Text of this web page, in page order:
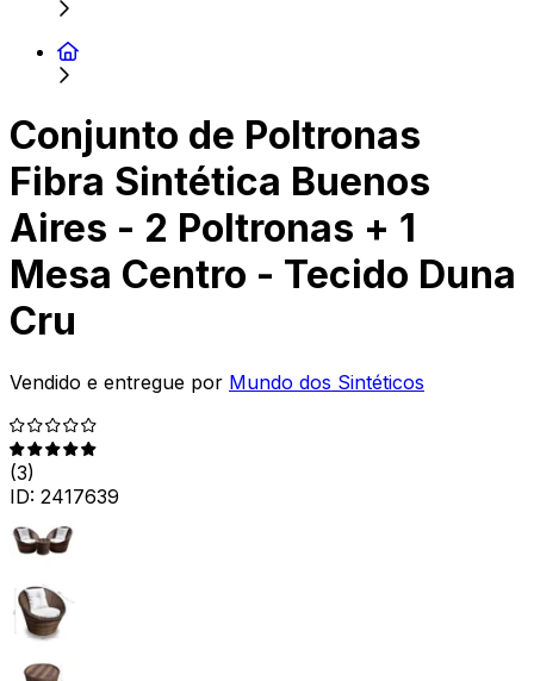
Conjunto de Poltronas
Fibra Sintética Buenos
Aires - 2 Poltronas + 1
Mesa Centro - Tecido Duna
Cru
Vendido e entregue por Mundo dos Sintéticos
(3)
ID: 2417639